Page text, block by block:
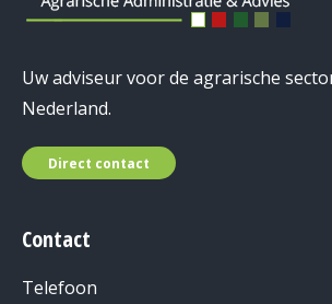
Uw adviseur voor de agrarische
Nederland.
Direct contact
Contact
Telefoon